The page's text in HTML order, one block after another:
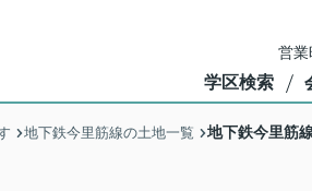
営
学区検索
地下鉄今里筋線の土地一覧 地下鉄今里筋